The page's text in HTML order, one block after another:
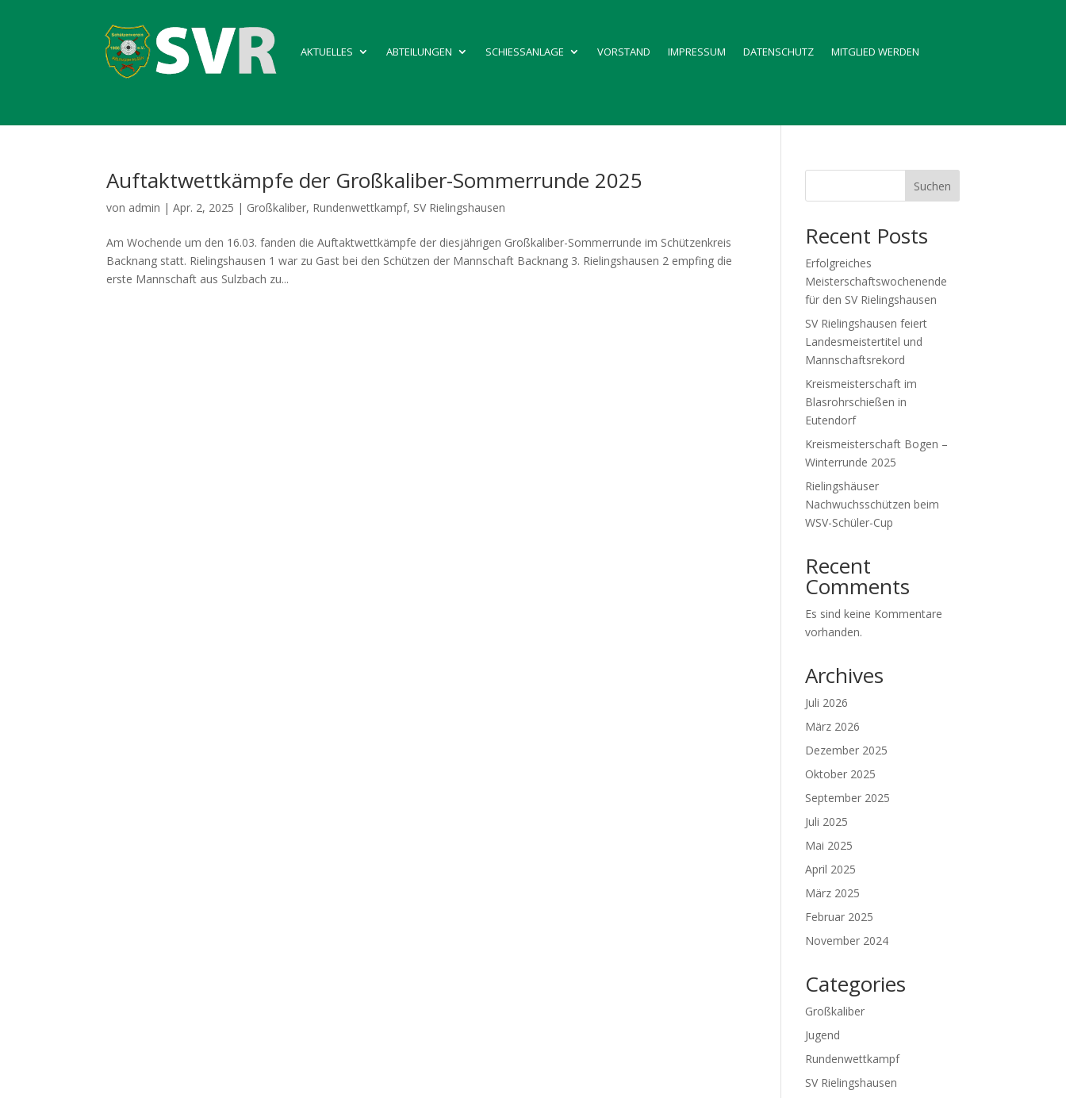
AKTUELLES ABTEILUNGEN SCHIESSANLAGE VORSTAND IMPRESSUM DATENSCHUTZ MITGLIED WERDEN
Auftaktwettkämpfe der Großkaliber-Sommerrunde 2025
von admin |Apr. 2, 2025 | Großkaliber, Rundenwettkampf, SV Rielingshausen
Am Wochende um den 16.03. fanden die Auftaktwettkämpfe der diesjährigen Großkaliber-Sommerrunde im Schützenkreis
Backnang statt. Rielingshausen 1 war zu Gast bei den Schützen der Mannschaft Backnang 3. Rielingshausen 2 empfing die
erste Mannschaft aus Sulzbach zu...
Suchen
Recent Posts
Erfolgreiches
Meisterschaftswochenende
für den SV Rielingshausen
SV Rielingshausen feiert
Landesmeistertitel und
Mannschaftsrekord
Kreismeisterschaft im
Blasrohrschießen in
Eutendorf
Kreismeisterschaft Bogen –
Winterrunde 2025
Rielingshäuser
Nachwuchsschützen beim
WSV-Schüler-Cup
Recent
Comments
Es sind keine Kommentare
vorhanden.
Archives
Juli 2026
März 2026
Dezember 2025
Oktober 2025
September 2025
Juli 2025
Mai 2025
April 2025
März 2025
Februar 2025
November 2024
Categories
Großkaliber
Jugend
Rundenwettkampf
SV Rielingshausen